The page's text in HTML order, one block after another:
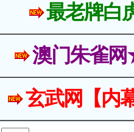
最老牌白
澳门朱雀
玄武网【内